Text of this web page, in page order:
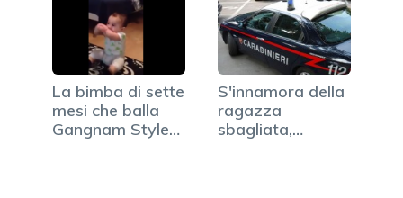
La bimba di sette
mesi che balla
Gangnam Style
S'innamora della
ragazza
sbagliata,